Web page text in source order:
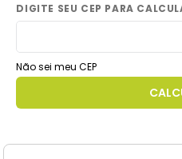
Não sei meu CEP